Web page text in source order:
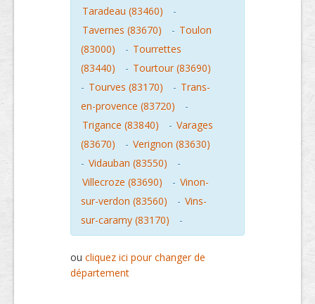
Taradeau (83460)
-
Tavernes (83670)
- Toulon
(83000)
- Tourrettes
(83440)
- Tourtour (83690)
- Tourves (83170) - Trans-
en-provence (83720)
-
Trigance (83840)
- Varages
(83670)
- Verignon (83630)
- Vidauban (83550)
-
Villecroze (83690)
- Vinon-
sur-verdon (83560)
- Vins-
sur-caramy (83170)
-
ou cliquez ici pour changer de
département